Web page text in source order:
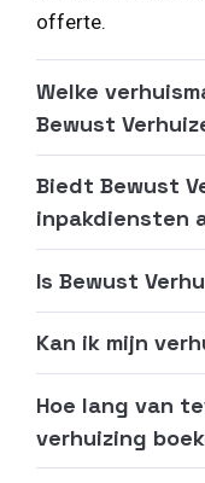
offerte.
Welke
Bewust
Biedt Bewust
inpakdiensten
Is Bewust
Kan ik mijn
Hoe lang van
verhuizing